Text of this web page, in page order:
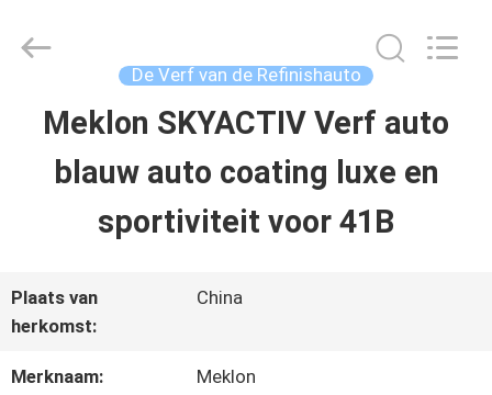
THUIS
PRODUCTEN
VIDEOS
OVER
Meklon
De Verf van de Refinishauto
Meklon SKYACTIV Verf auto
blauw auto coating luxe en
sportiviteit voor 41B
Plaats van
herkomst:
China
Merknaam: Meklon